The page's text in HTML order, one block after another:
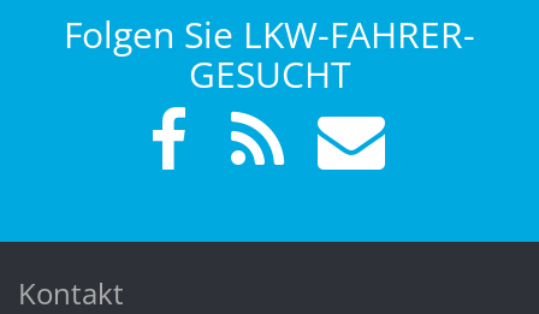
Folgen Sie LKW-FAHRER-
GESUCHT
Kontakt